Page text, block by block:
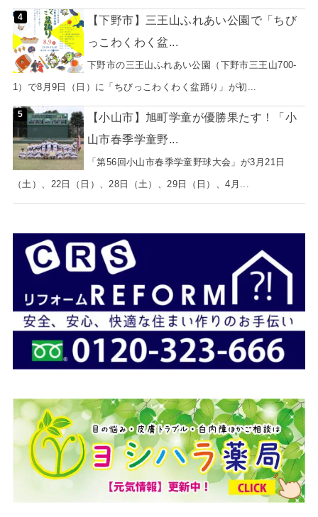
【下野市】三王山ふれあい公園で「ちび
っこわくわく盆...
下野市の三王山ふれあい公園（下野市三王山700-
1）で8月9日（日）に「ちびっこわくわく盆踊り」が初...
【小山市】旭町学童が優勝果たす！「小
山市春季学童野...
「第56回小山市春季学童野球大会」が3月21日
（土）、22日（日）、28日（土）、29日（日）、4月...